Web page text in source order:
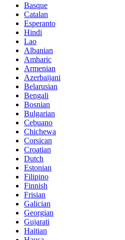
Basque
Catalan
Esperanto
Hindi
Lao
Albanian
Amharic
Armenian
Azerbaijani
Belarusian
Bengali
Bosnian
Bulgarian
Cebuano
Chichewa
Corsican
Croatian
Dutch
Estonian
Filipino
Finnish
Frisian
Galician
Georgian
Gujarati
Haitian